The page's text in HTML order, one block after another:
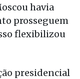
havia
prosseguem
flexibilizou
presidencial